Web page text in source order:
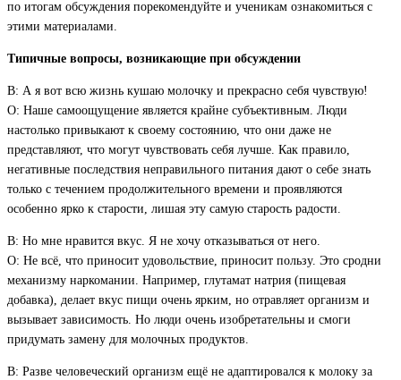
по итогам обсуждения порекомендуйте и ученикам ознакомиться с
этими материалами.
Типичные вопросы, возникающие при обсуждении
В: А я вот всю жизнь кушаю молочку и прекрасно себя чувствую!
О: Наше самоощущение является крайне субъективным. Люди
настолько привыкают к своему состоянию, что они даже не
представляют, что могут чувствовать себя лучше. Как правило,
негативные последствия неправильного питания дают о себе знать
только с течением продолжительного времени и проявляются
особенно ярко к старости, лишая эту самую старость радости.
В: Но мне нравится вкус. Я не хочу отказываться от него.
О: Не всё, что приносит удовольствие, приносит пользу. Это сродни
механизму наркомании. Например, глутамат натрия (пищевая
добавка), делает вкус пищи очень ярким, но отравляет организм и
вызывает зависимость. Но люди очень изобретательны и смоги
придумать замену для молочных продуктов.
В: Разве человеческий организм ещё не адаптировался к молоку за